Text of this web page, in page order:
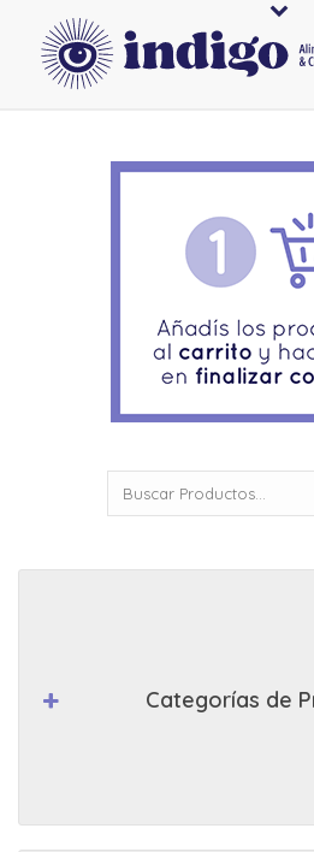
por:
Categorías de